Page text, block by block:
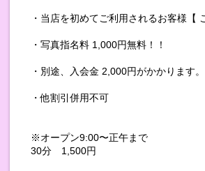
・当店を初めてご利用されるお客様【
・写真指名料 1,000円無料！！
・別途、入会金 2,000円がかかります。
・他割引併用不可
※オープン9:00〜正午まで
30分 1,500円